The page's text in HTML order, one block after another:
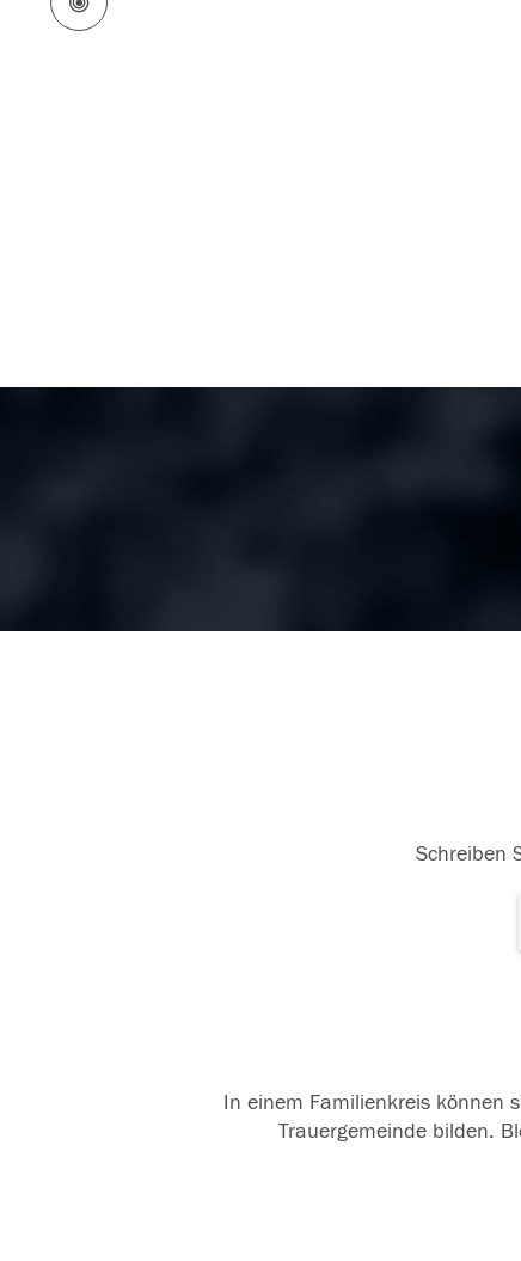
Schreiben
In einem Familienkreis können
Trauergemeinde bilden.